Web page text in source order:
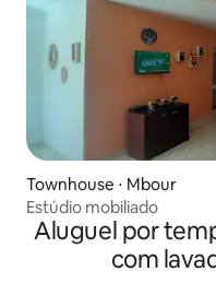
Townhouse ⋅ Mbour
Estúdio mobiliado
Aluguel por
com